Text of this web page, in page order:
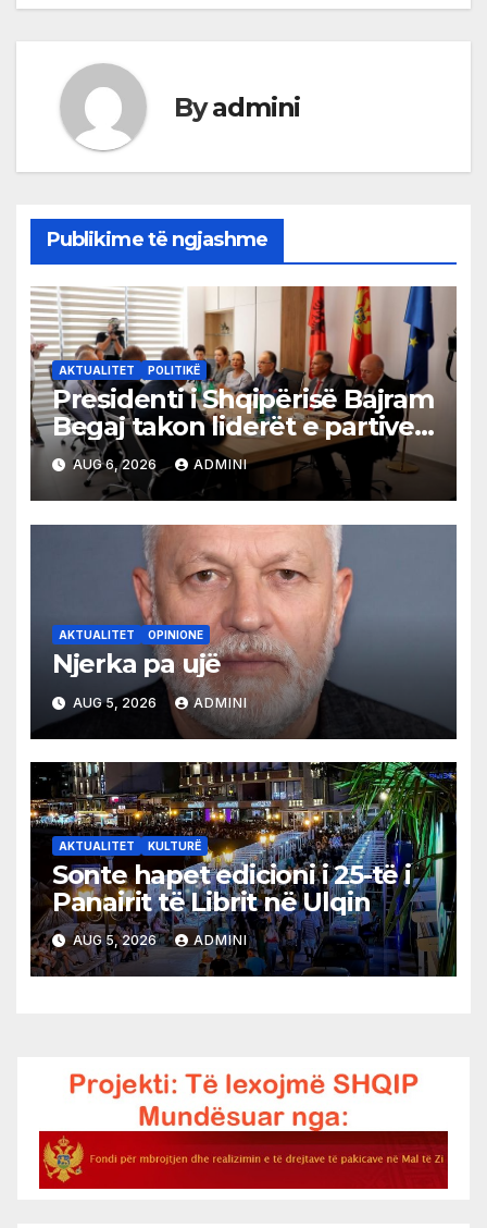
Byadmini
Publikime të ngjashme
AKTUALITET POLITIKË
Presidenti i Shqipërisë Bajram
Begaj takon liderët e partive
shqiptare në Ulqin
AUG 6, 2026 ADMINI
AKTUALITET OPINIONE
Njerka pa ujë
AUG 5, 2026 ADMINI
AKTUALITET KULTURË
Sonte hapet edicioni i 25-të i
Panairit të Librit në Ulqin
AUG 5, 2026 ADMINI